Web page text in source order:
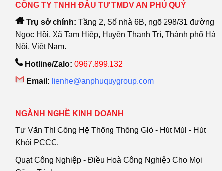
CÔNG TY TNHH ĐẦU TƯ TMDV AN PHÚ QUÝ
Trụ sở chính: Tầng 2, Số nhà 6B, ngõ 298/31 đường
Ngọc Hồi, Xã Tam Hiệp, Huyện Thanh Trì, Thành phố Hà
Nội, Việt Nam.
Hotline/Zalo: 0967.899.132
Email: lienhe@anphuquygroup.com
NGÀNH NGHỀ KINH DOANH
Tư Vấn Thi Công Hệ Thống Thông Gió - Hút Mùi - Hút
Khói PCCC.
Quạt Công Nghiệp - Điều Hoà Công Nghiệp Cho Mọi